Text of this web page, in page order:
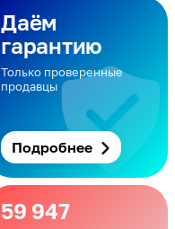
Даём
гарантию
Только проверенные
продавцы
Подробнее
59 947